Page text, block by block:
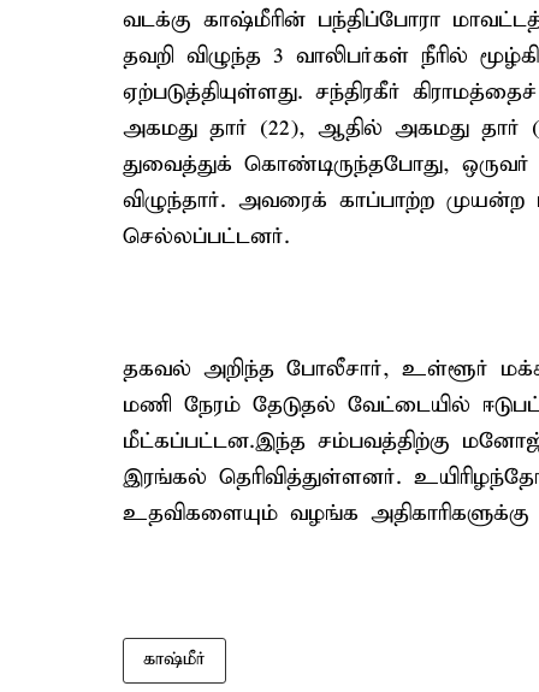
வடக்கு காஷ்மீரின் பந்திப்போரா
தவறி விழுந்த 3 வாலிபர்கள் நீரில்
ஏற்படுத்தியுள்ளது. சந்திரகீர்
அகமது தார் (22), ஆதில் அகமது
துவைத்துக் கொண்டிருந்தபோது, ஒருவர்
விழுந்தார். அவரைக் காப்பாற்ற முயன்ற
செல்லப்பட்டனர்.
தகவல் அறிந்த போலீசார், உள்ளூர்
மணி நேரம் தேடுதல் வேட்டையில்
மீட்கப்பட்டன.இந்த சம்பவத்திற்கு
இரங்கல் தெரிவித்துள்ளனர்.
உதவிகளையும் வழங்க அதிகாரிகளுக்கு
காஷ்மீர்